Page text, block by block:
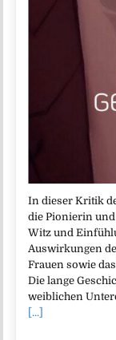
In dieser Kritik
die Pionierin
Witz und
Auswirkungen
Frauen sowie
Die lange
weiblichen
[...]